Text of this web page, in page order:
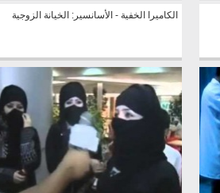
الكاميرا الخفية - الأسانسير: الخيانة الزوجية